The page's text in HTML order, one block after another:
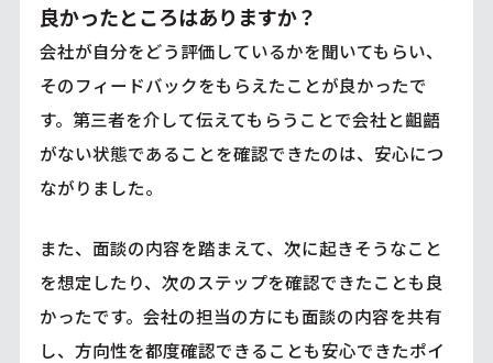
良かったところはありますか？
会社が自分をどう評価しているかを聞いてもらい、
そのフィードバックをもらえたことが良かったで
す。第三者を介して伝えてもらうことで会社と齟齬
がない状態であることを確認できたのは、安心につ
ながりました。
また、面談の内容を踏まえて、次に起きそうなこと
を想定したり、次のステップを確認できたことも良
かったです。会社の担当の方にも面談の内容を共有
し、方向性を都度確認できることも安心できたポイ